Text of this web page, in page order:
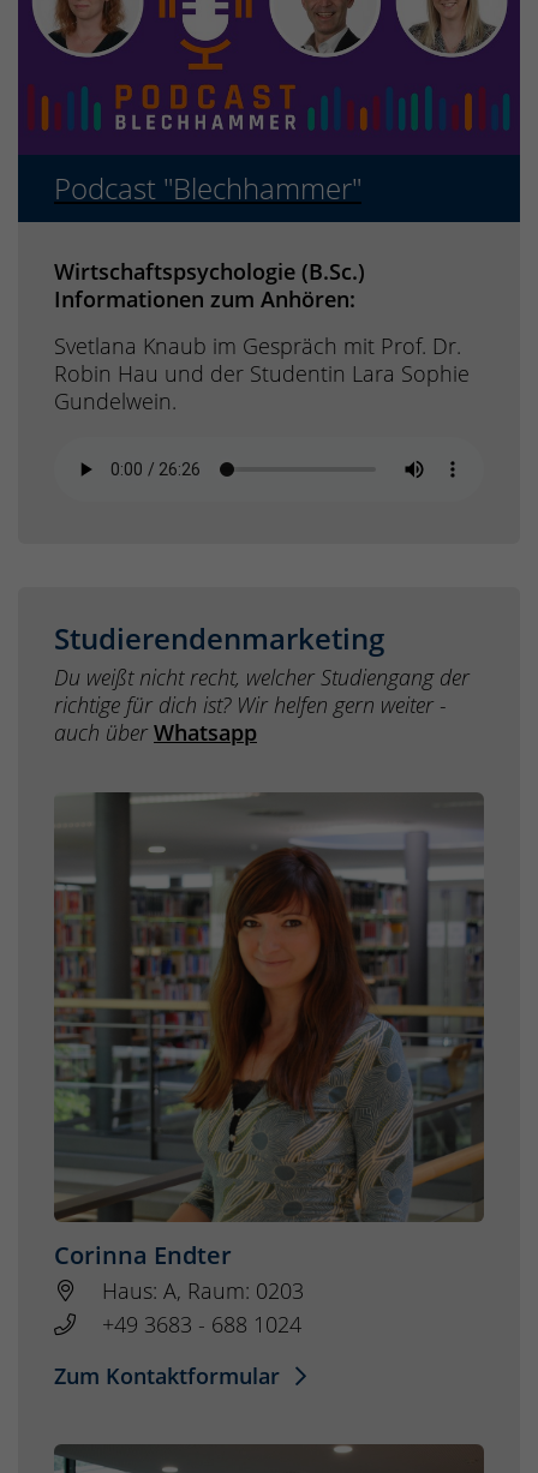
Podcast "Blechhammer"
Wirtschaftspsychologie (B.Sc.)
Informationen zum Anhören:
Svetlana Knaub im Gespräch mit Prof. Dr.
Robin Hau und der Studentin Lara Sophie
Gundelwein.
Studierendenmarketing
Du weißt nicht recht, welcher Studiengang der
richtige für dich ist? Wir helfen gern weiter -
auch über Whatsapp
Corinna Endter
Haus: A, Raum: 0203
+49 3683 - 688 1024
Zum Kontaktformular